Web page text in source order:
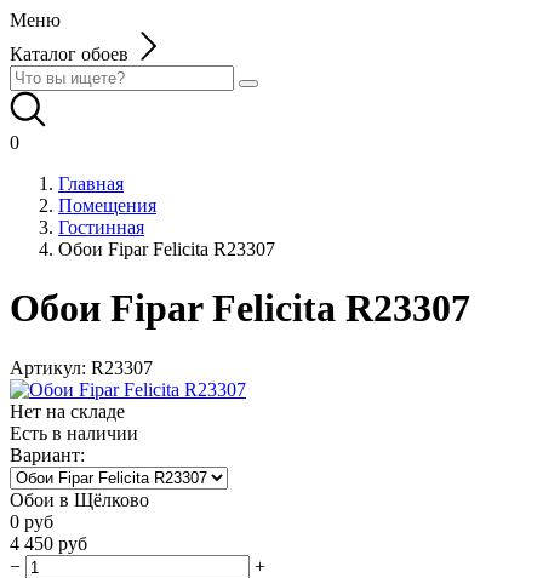
Меню
Каталог обоев
0
Главная
Помещения
Гостинная
Обои Fipar Felicita R23307
Обои Fipar Felicita R23307
Артикул: R23307
Нет на складе
Есть в наличии
Вариант:
Обои в Щёлково
0 руб
4 450 руб
−
+